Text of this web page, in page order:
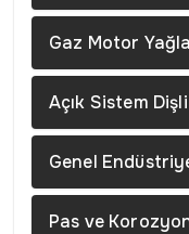
Gaz Motor
Açık Sistem
Genel
Pas ve